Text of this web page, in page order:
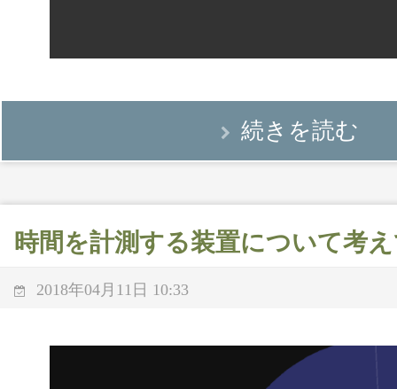
続きを読む
時間を計測する装置について考
2018年04月11日 10:33